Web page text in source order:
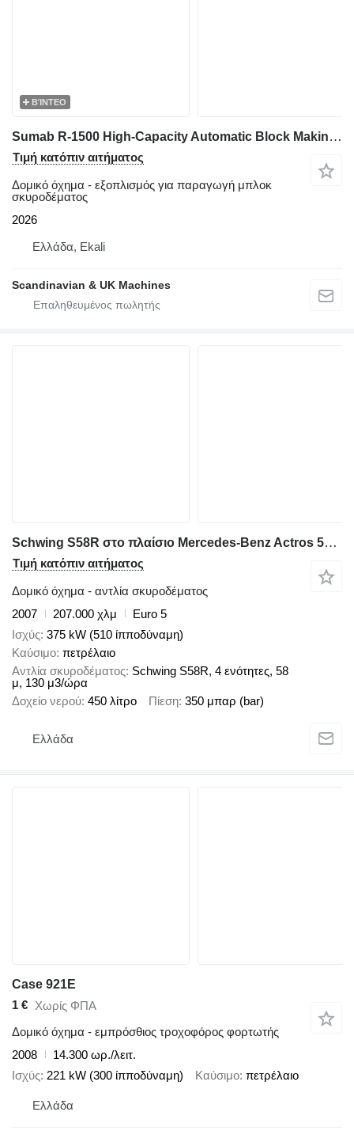
ΒΊΝΤΕΟ
Sumab R-1500 High-Capacity Automatic Block Making Line - Sweden
Τιμή κατόπιν αιτήματος
Δομικό όχημα - εξοπλισμός για παραγωγή μπλοκ
σκυροδέματος
2026
Ελλάδα, Ekali
Scandinavian & UK Machines
Schwing S58R στο πλαίσιο Mercedes-Benz Actros 5150
Τιμή κατόπιν αιτήματος
Δομικό όχημα - αντλία σκυροδέματος
2007
207.000 χλμ
Euro 5
Ισχύς 375 kW (510 ίπποδύναμη)
Καύσιμο πετρέλαιο
Αντλία σκυροδέματος Schwing S58R, 4 ενότητες, 58
μ, 130 μ3/ώρα
Δοχείο νερού 450 λίτρο Πίεση 350 μπαρ (bar)
Ελλάδα
Case 921E
1 € Χωρίς ΦΠΑ
Δομικό όχημα - εμπρόσθιος τροχοφόρος φορτωτής
2008
14.300 ωρ./λειτ.
Ισχύς 221 kW (300 ίπποδύναμη) Καύσιμο πετρέλαιο
Ελλάδα